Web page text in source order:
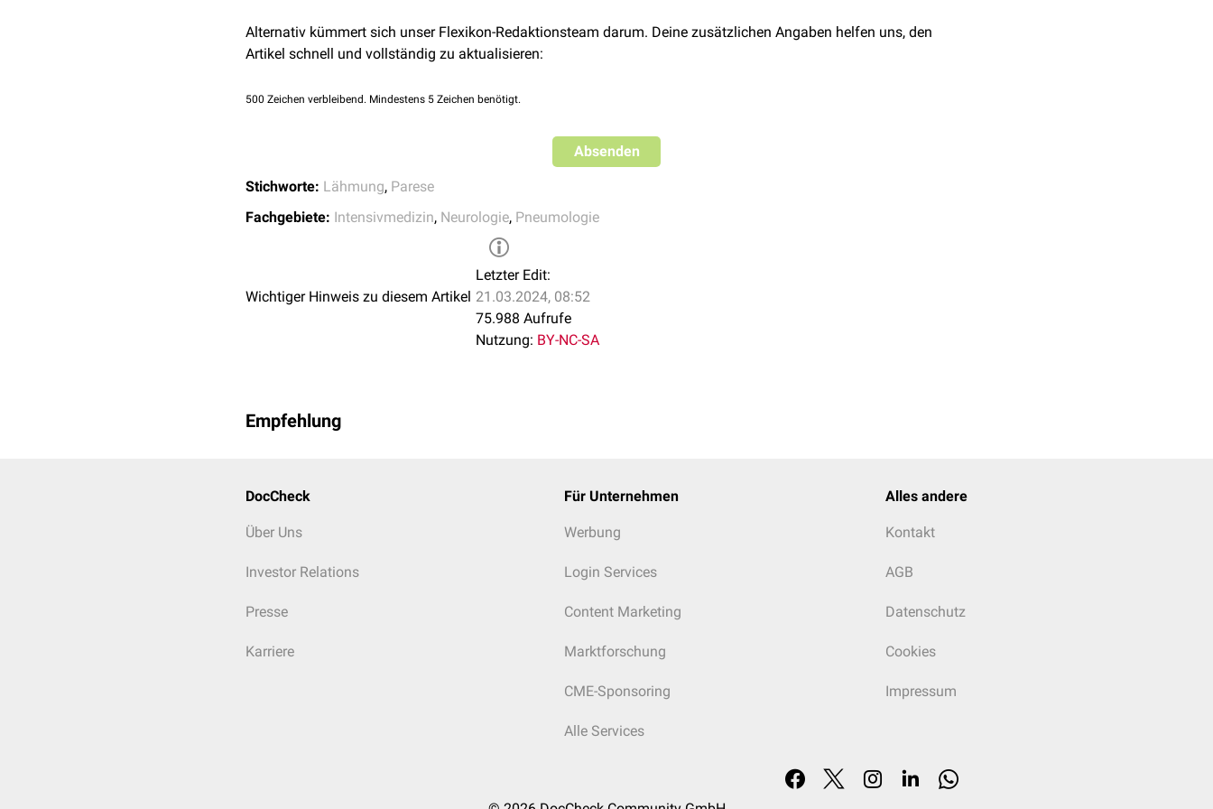
Alternativ kümmert sich unser Flexikon-Redaktionsteam darum. Deine zusätzlichen Angaben helfen uns, den
Artikel schnell und vollständig zu aktualisieren:
500 Zeichen verbleibend. Mindestens 5 Zeichen benötigt.
Absenden
Stichworte: Lähmung, Parese
Fachgebiete: Intensivmedizin, Neurologie, Pneumologie
Wichtiger Hinweis zu diesem Artikel
Letzter Edit:
21.03.2024, 08:52
75.988 Aufrufe
Nutzung: BY-NC-SA
Empfehlung
DocCheck
Über Uns
Investor Relations
Presse
Karriere
Für Unternehmen
Werbung
Login Services
Content Marketing
Marktforschung
CME-Sponsoring
Alle Services
Alles andere
Kontakt
AGB
Datenschutz
Cookies
Impressum